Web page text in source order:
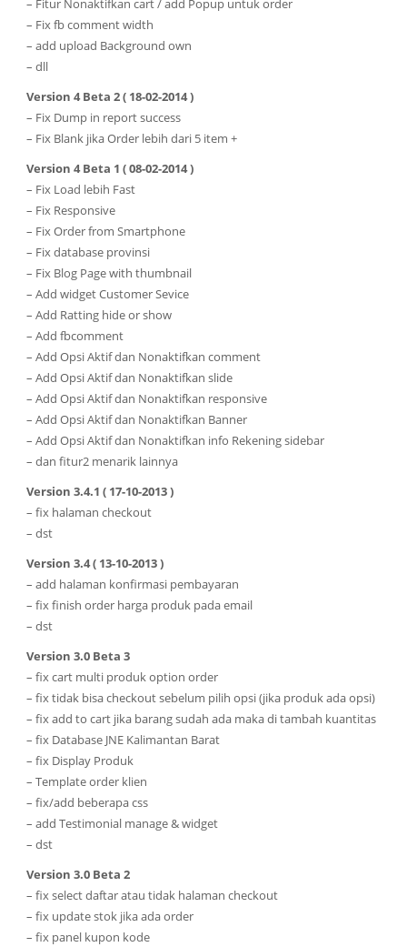
– Fitur Nonaktifkan cart / add Popup untuk order
– Fix fb comment width
– add upload Background own
– dll
Version 4 Beta 2 ( 18-02-2014 )
– Fix Dump in report success
– Fix Blank jika Order lebih dari 5 item +
Version 4 Beta 1 ( 08-02-2014 )
– Fix Load lebih Fast
– Fix Responsive
– Fix Order from Smartphone
– Fix database provinsi
– Fix Blog Page with thumbnail
– Add widget Customer Sevice
– Add Ratting hide or show
– Add fbcomment
– Add Opsi Aktif dan Nonaktifkan comment
– Add Opsi Aktif dan Nonaktifkan slide
– Add Opsi Aktif dan Nonaktifkan responsive
– Add Opsi Aktif dan Nonaktifkan Banner
– Add Opsi Aktif dan Nonaktifkan info Rekening sidebar
– dan fitur2 menarik lainnya
Version 3.4.1 ( 17-10-2013 )
– fix halaman checkout
– dst
Version 3.4 ( 13-10-2013 )
– add halaman konfirmasi pembayaran
– fix finish order harga produk pada email
– dst
Version 3.0 Beta 3
– fix cart multi produk option order
– fix tidak bisa checkout sebelum pilih opsi (jika produk ada opsi)
– fix add to cart jika barang sudah ada maka di tambah kuantitas
– fix Database JNE Kalimantan Barat
– fix Display Produk
– Template order klien
– fix/add beberapa css
– add Testimonial manage & widget
– dst
Version 3.0 Beta 2
– fix select daftar atau tidak halaman checkout
– fix update stok jika ada order
– fix panel kupon kode